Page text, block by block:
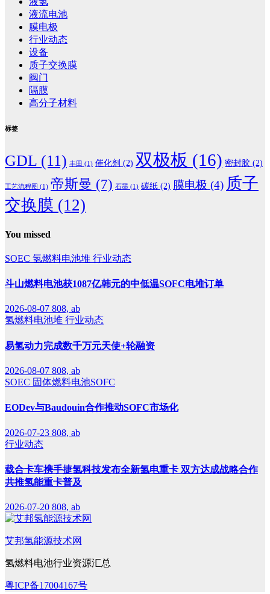
液流电池
膜电极
行业动态
设备
质子交换膜
阀门
隔膜
高分子材料
标签
GDL (11) 丰田 (1) 催化剂 (2) 双极板 (16) 密封胶 (2)
工艺流程图 (1) 帝斯曼 (7) 石墨 (1) 碳纸 (2) 膜电极 (4) 质子
交换膜 (12)
You missed
SOEC 氢燃料电池堆 行业动态
斗山燃料电池获1087亿韩元的中低温SOFC电堆订单
2026-08-07 808, ab
氢燃料电池堆 行业动态
易氢动力完成数千万元天使+轮融资
2026-08-07 808, ab
SOEC 固体燃料电池SOFC
EODev与Baudouin合作推动SOFC市场化
2026-07-23 808, ab
行业动态
载合卡车携手捷氢科技发布全新氢电重卡 双方达成战略合作
共推氢能重卡普及
2026-07-20 808, ab
艾邦氢能源技术网
氢燃料电池行业资源汇总
粤ICP备17004167号